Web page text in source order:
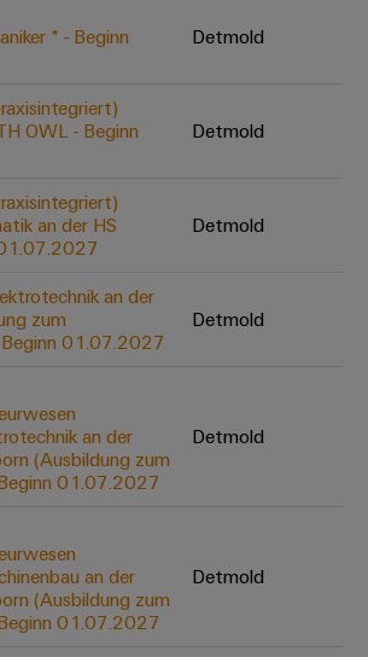
Spannende
in unseren
Unser
neues
Distribution
* - Beginn
Detmold
OWL - Beginn
Detmold
an der HS
Detmold
an der
zum
01.07.2027
Detmold
an der
(Ausbildung zum
01.07.2027
Detmold
an der
(Ausbildung zum
01.07.2027
Detmold